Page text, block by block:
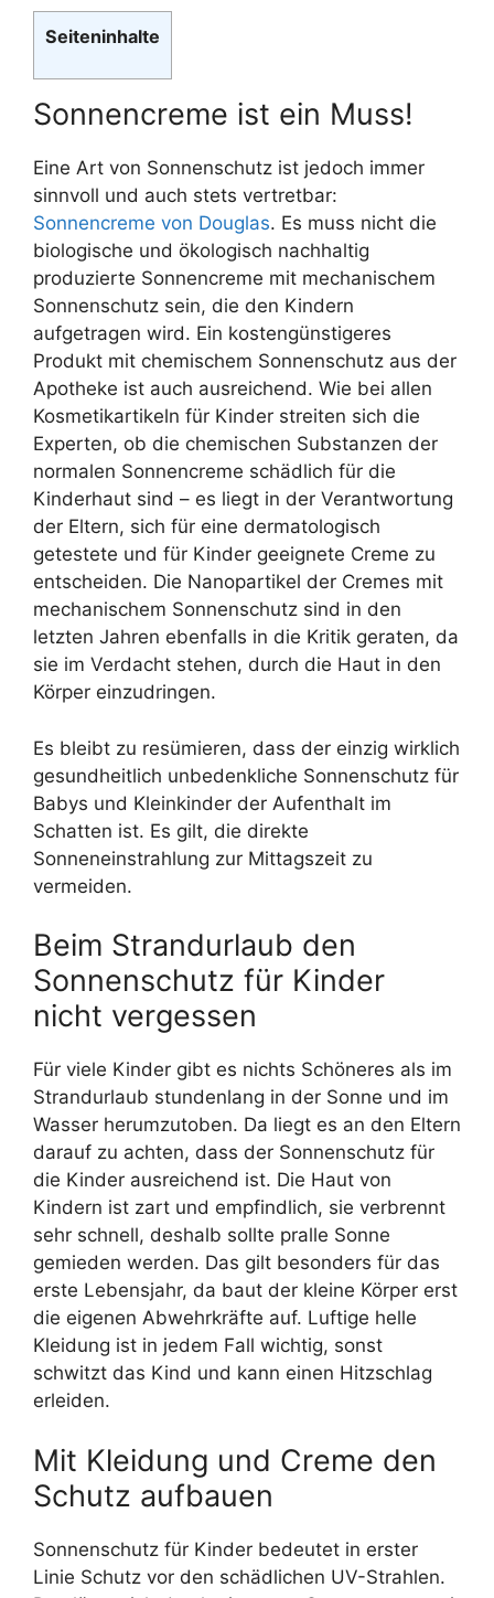
Seiteninhalte
Sonnencreme ist ein Muss!
Eine Art von Sonnenschutz ist jedoch immer
sinnvoll und auch stets vertretbar:
Sonnencreme von Douglas. Es muss nicht die
biologische und ökologisch nachhaltig
produzierte Sonnencreme mit mechanischem
Sonnenschutz sein, die den Kindern
aufgetragen wird. Ein kostengünstigeres
Produkt mit chemischem Sonnenschutz aus der
Apotheke ist auch ausreichend. Wie bei allen
Kosmetikartikeln für Kinder streiten sich die
Experten, ob die chemischen Substanzen der
normalen Sonnencreme schädlich für die
Kinderhaut sind – es liegt in der Verantwortung
der Eltern, sich für eine dermatologisch
getestete und für Kinder geeignete Creme zu
entscheiden. Die Nanopartikel der Cremes mit
mechanischem Sonnenschutz sind in den
letzten Jahren ebenfalls in die Kritik geraten, da
sie im Verdacht stehen, durch die Haut in den
Körper einzudringen.
Es bleibt zu resümieren, dass der einzig wirklich
gesundheitlich unbedenkliche Sonnenschutz für
Babys und Kleinkinder der Aufenthalt im
Schatten ist. Es gilt, die direkte
Sonneneinstrahlung zur Mittagszeit zu
vermeiden.
Beim Strandurlaub den
Sonnenschutz für Kinder
nicht vergessen
Für viele Kinder gibt es nichts Schöneres als im
Strandurlaub stundenlang in der Sonne und im
Wasser herumzutoben. Da liegt es an den Eltern
darauf zu achten, dass der Sonnenschutz für
die Kinder ausreichend ist. Die Haut von
Kindern ist zart und empfindlich, sie verbrennt
sehr schnell, deshalb sollte pralle Sonne
gemieden werden. Das gilt besonders für das
erste Lebensjahr, da baut der kleine Körper erst
die eigenen Abwehrkräfte auf. Luftige helle
Kleidung ist in jedem Fall wichtig, sonst
schwitzt das Kind und kann einen Hitzschlag
erleiden.
Mit Kleidung und Creme den
Schutz aufbauen
Sonnenschutz für Kinder bedeutet in erster
Linie Schutz vor den schädlichen UV-Strahlen.